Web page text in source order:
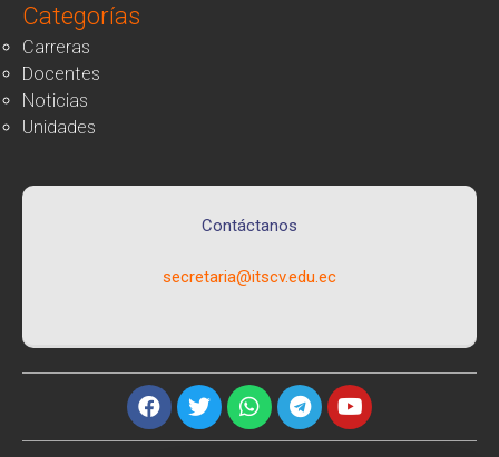
Categorías
Carreras
Docentes
Noticias
Unidades
Contáctanos
secretaria@itscv.edu.ec